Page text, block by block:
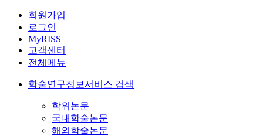
회원가입
로그인
MyRISS
고객센터
전체메뉴
학술연구정보서비스 검색
학위논문
국내학술논문
해외학술논문